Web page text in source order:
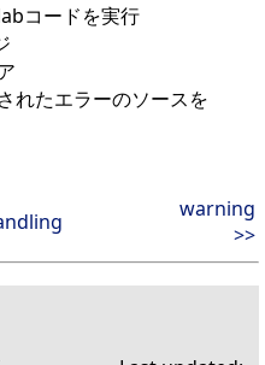
コードを実行
れたエラーのソースを
warning
>>